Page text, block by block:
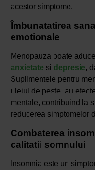
acestor simptome.
Îmbunatatirea
emotionale
Menopauza poate
anxietate si depresie,
Suplimentele pentru
uleiul de peste, au
mentale, contribuind la
reducerea simptomelor
Combaterea
calitatii somnului
Insomnia este un